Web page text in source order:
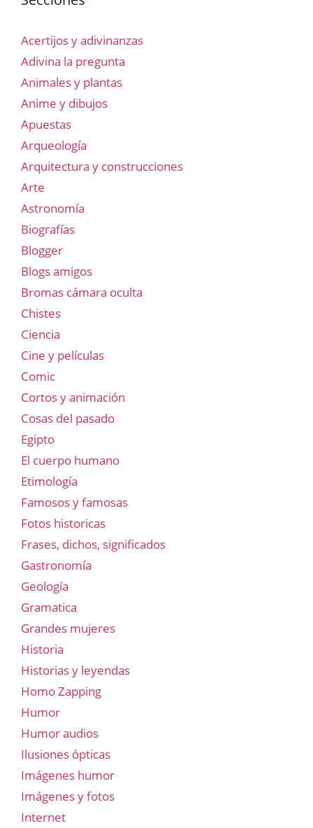
Acertijos y adivinanzas
Adivina la pregunta
Animales y plantas
Anime y dibujos
Apuestas
Arqueología
Arquitectura y construcciones
Arte
Astronomía
Biografías
Blogger
Blogs amigos
Bromas cámara oculta
Chistes
Ciencia
Cine y películas
Comic
Cortos y animación
Cosas del pasado
Egipto
El cuerpo humano
Etimología
Famosos y famosas
Fotos historicas
Frases, dichos, significados
Gastronomía
Geología
Gramatica
Grandes mujeres
Historia
Historias y leyendas
Homo Zapping
Humor
Humor audios
Ilusiones ópticas
Imágenes humor
Imágenes y fotos
Internet